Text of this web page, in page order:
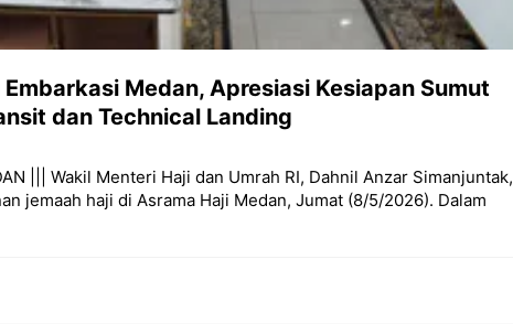
Medan, Apresiasi Kesiapan Sumut
dan Technical Landing
||| Wakil Menteri Haji dan Umrah RI, Dahnil Anzar Simanjuntak,
jemaah haji di Asrama Haji Medan, Jumat (8/5/2026). Dalam